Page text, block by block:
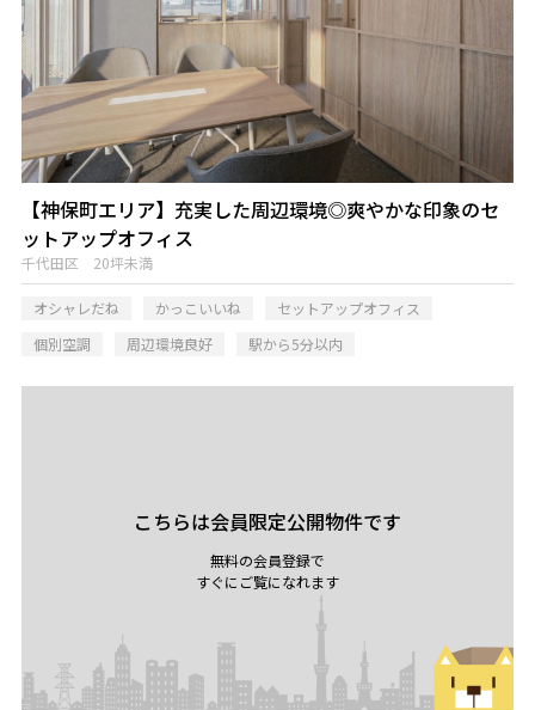
【神保町エリア】充実した周辺環境◎爽やかな印象のセ
ットアップオフィス
千代田区 20坪未満
オシャレだね かっこいいね
セットアップオフィス
個別空調
周辺環境良好 駅から5分以内
こちらは会員限定公開物件です
無料の会員登録で
すぐにご覧になれます